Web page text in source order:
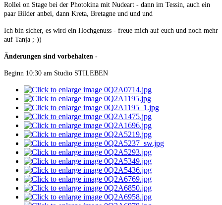
Rollei on Stage bei der Photokina mit Nudeart - dann im Tessin, auch ein
paar Bilder anbei, dann Kreta, Bretagne und und und
Ich bin sicher, es wird ein Hochgenuss - freue mich auf euch und noch mehr
auf Tanja ;-))
Änderungen sind vorbehalten -
Beginn 10:30 am Studio STILEBEN